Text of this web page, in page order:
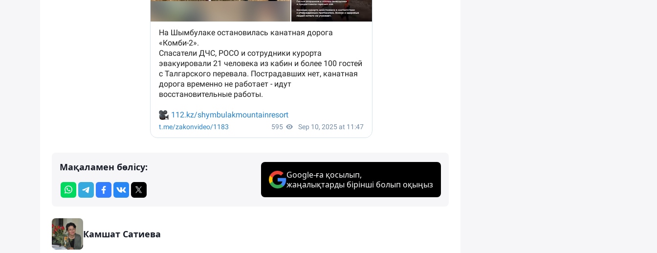
Мақаламен бөлісу:
Google-ға қосылып,
жаңалықтарды бірінші болып оқыңыз
Камшат Сатиева